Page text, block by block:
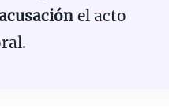
el acto